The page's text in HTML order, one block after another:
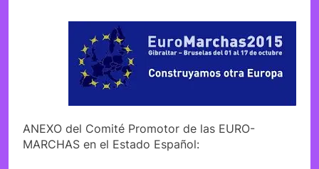
ANEXO del Comité Promotor de las EURO-
MARCHAS en el Estado Español: